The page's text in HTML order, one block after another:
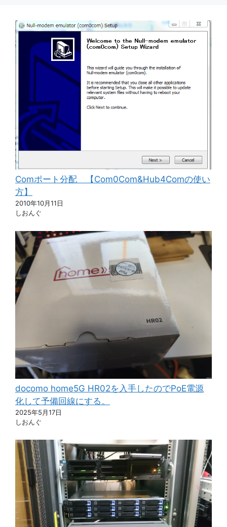
Comポート分配 【Com0Com&Hub4Comの使い
方】
2010年10月11日
しおんぐ
docomo home5G HR02を入手したのでPoE電源
化して予備回線にする。
2025年5月17日
しおんぐ